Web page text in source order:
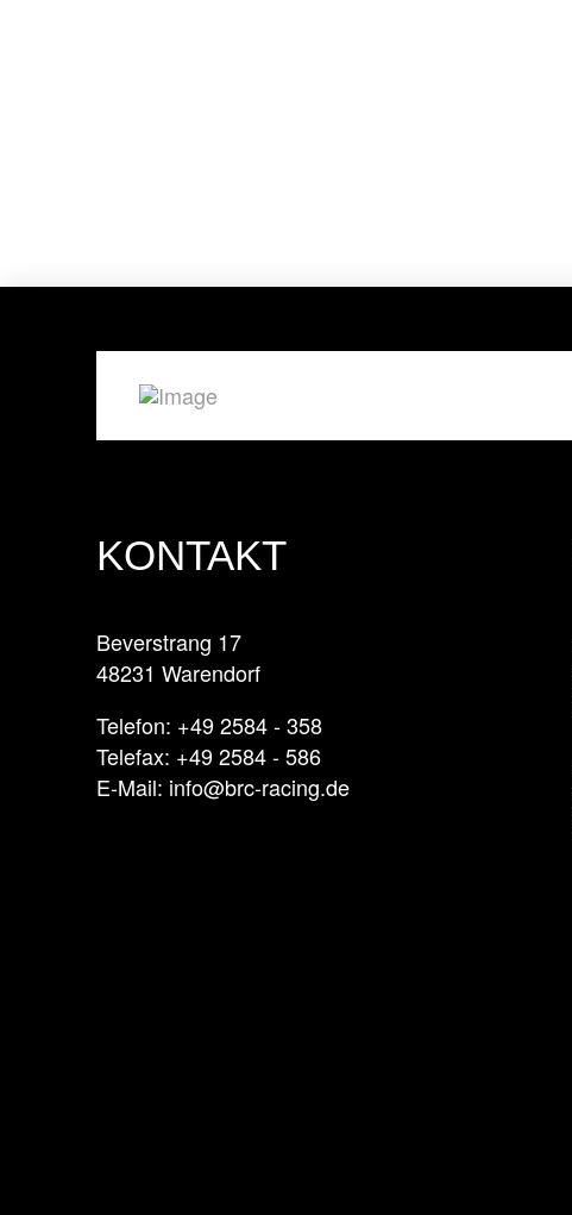
KONTAKT
Beverstrang 17
48231 Warendorf
Telefon: +49 2584 - 358
Telefax: +49 2584 - 586
E-Mail: info@brc-racing.de